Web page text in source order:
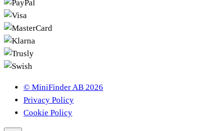
© MiniFinder AB 2026
Privacy Policy
Cookie Policy